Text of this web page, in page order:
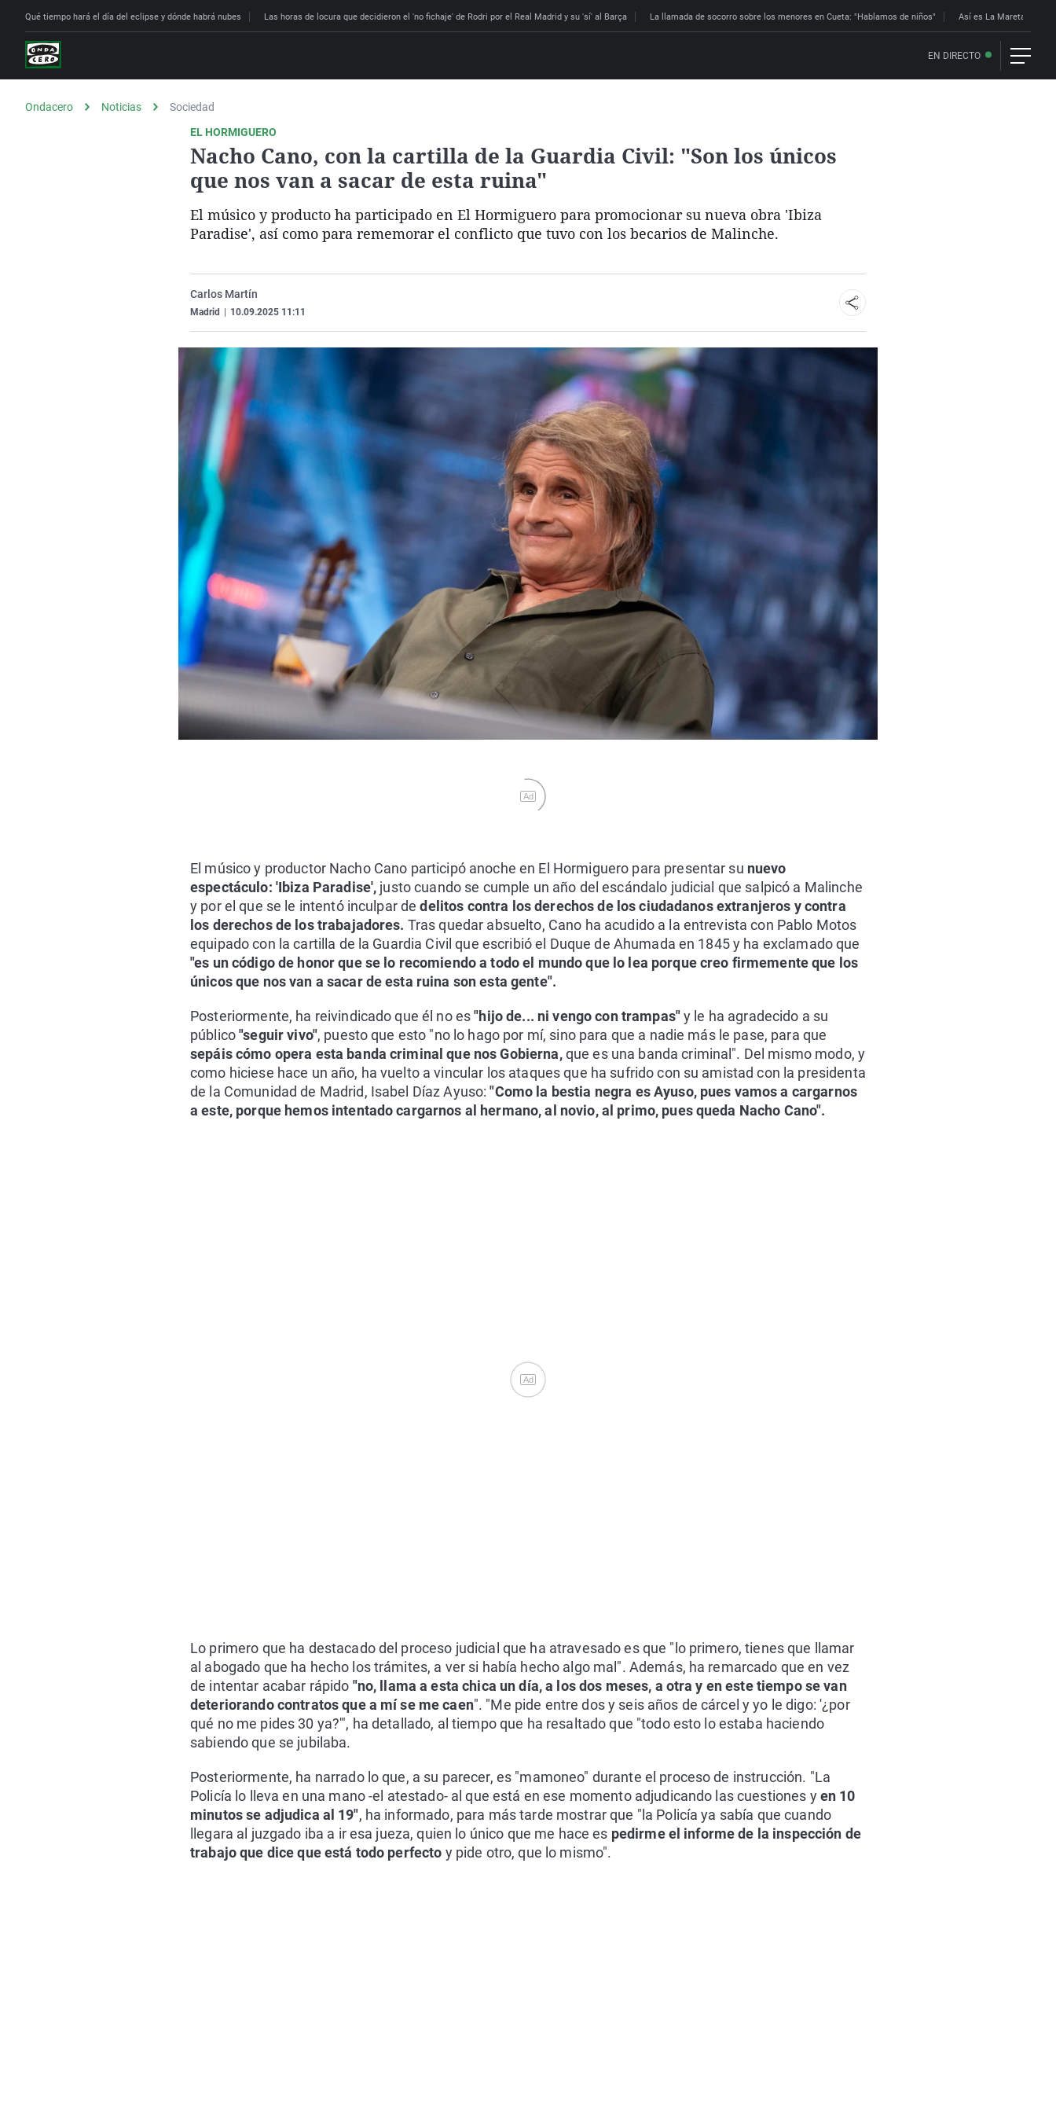
Qué tiempo hará el día del eclipse y dónde habrá nubes Las horas de locura que decidieron el 'no fichaje' de Rodri por el Real Madrid y su 'sí' al Barça La llamada de socorro sobre los menores en Cueta: "Hablamos de niños" Así es La Mareta: la
EN DIRECTO
Ondacero Noticias
Sociedad
EL HORMIGUERO
Nacho Cano, con la cartilla de la Guardia Civil: "Son los únicos
que nos van a sacar de esta ruina"
El músico y producto ha participado en El Hormiguero para promocionar su nueva obra 'Ibiza
Paradise', así como para rememorar el conflicto que tuvo con los becarios de Malinche.
Carlos Martín
Madrid 10.09.2025 11:11
Ad
El músico y productor Nacho Cano participó anoche en El Hormiguero para presentar su nuevo
espectáculo: 'Ibiza Paradise', justo cuando se cumple un año del escándalo judicial que salpicó a Malinche
y por el que se le intentó inculpar dedelitos contra los derechos de los ciudadanos extranjeros y contra
los derechos de los trabajadores. Tras quedar absuelto, Cano ha acudido a la entrevista con Pablo Motos
equipado con la cartilla de la Guardia Civil que escribió el Duque de Ahumada en 1845 y ha exclamado que
"es un código de honor que se lo recomiendo a todo el mundo que lo lea porque creo firmemente que los
únicos que nos van a sacar de esta ruina son esta gente".
Posteriormente, ha reivindicado que él no es"hijo de... ni vengo con trampas"y le ha agradecido a su
público"seguir vivo", puesto que esto "no lo hago por mí, sino para que a nadie más le pase, para que
sepáis cómo opera esta banda criminal que nos Gobierna,que es una banda criminal". Del mismo modo, y
como hiciese hace un año, ha vuelto a vincular los ataques que ha sufrido con su amistad con la presidenta
de la Comunidad de Madrid, Isabel Díaz Ayuso: "Como la bestia negra es Ayuso, pues vamos a cargarnos
a este, porque hemos intentado cargarnos al hermano, al novio, al primo, pues queda Nacho Cano".
Ad
Lo primero que ha destacado del proceso judicial que ha atravesado es que "lo primero, tienes que llamar
al abogado que ha hecho los trámites, a ver si había hecho algo mal". Además, ha remarcado que en vez
de intentar acabar rápido "no, llama a esta chica un día, a los dos meses, a otra y en este tiempo se van
deteriorando contratos que a mí se me caen". "Me pide entre dos y seis años de cárcel y yo le digo: '¿por
qué no me pides 30 ya?'", ha detallado, al tiempo que ha resaltado que "todo esto lo estaba haciendo
sabiendo que se jubilaba.
Posteriormente, ha narrado lo que, a su parecer, es "mamoneo" durante el proceso de instrucción. "La
Policía lo lleva en una mano -el atestado- al que está en ese momento adjudicando las cuestiones yen 10
minutos se adjudica al 19", ha informado, para más tarde mostrar que "la Policía ya sabía que cuando
llegara al juzgado iba a ir esa jueza, quien lo único que me hace es pedirme el informe de la inspección de
trabajo que dice que está todo perfecto y pide otro, que lo mismo".